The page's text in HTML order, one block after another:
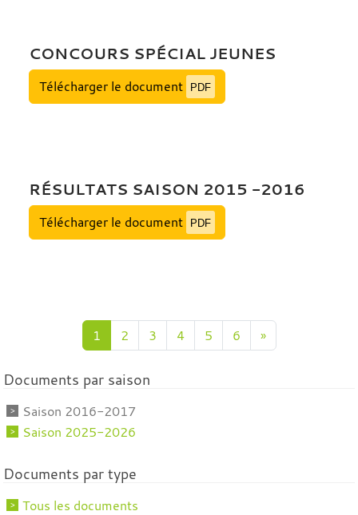
CONCOURS SPÉCIAL JEUNES
Télécharger le document PDF
RÉSULTATS SAISON 2015 -2016
Télécharger le document PDF
1 2 3 4 5 6 »
Documents par saison
Saison 2016-2017
Saison 2025-2026
Documents par type
Tous les documents